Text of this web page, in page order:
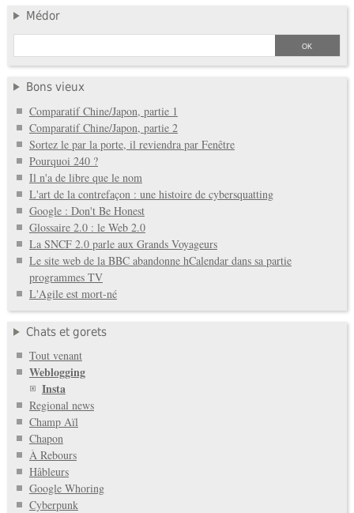
Médor
Bons vieux
Comparatif Chine/Japon, partie 1
Comparatif Chine/Japon, partie 2
Sortez le par la porte, il reviendra par Fenêtre
Pourquoi 240 ?
Il n'a de libre que le nom
L'art de la contrefaçon : une histoire de cybersquatting
Google : Don't Be Honest
Glossaire 2.0 : le Web 2.0
La SNCF 2.0 parle aux Grands Voyageurs
Le site web de la BBC abandonne hCalendar dans sa partie
programmes TV
L'Agile est mort-né
Chats et gorets
Tout venant
Weblogging
Insta
Regional news
Champ Aïl
Chapon
À Rebours
Hâbleurs
Google Whoring
Cyberpunk